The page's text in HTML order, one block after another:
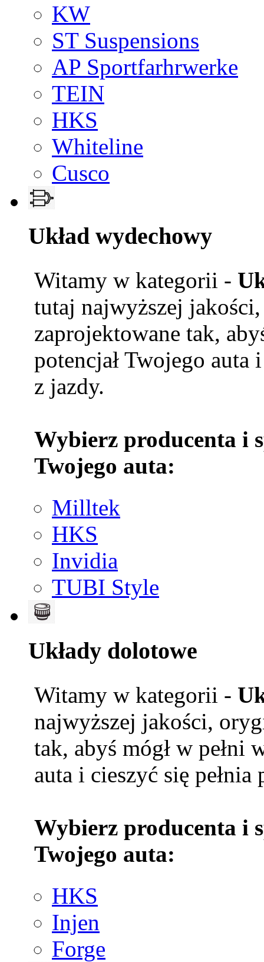
KW
ST Suspensions
AP Sportfarhrwerke
TEIN
HKS
Whiteline
Cusco
Układ wydechowy
Witamy w kategorii -
tutaj najwyższej
zaprojektowane tak,
potencjał Twojego auta
z jazdy.
Wybierz producenta i
Twojego auta:
Milltek
HKS
Invidia
TUBI Style
Układy dolotowe
Witamy w kategorii -
najwyższej jakości,
tak, abyś mógł w pełni
auta i cieszyć się
Wybierz producenta i
Twojego auta:
HKS
Injen
Forge